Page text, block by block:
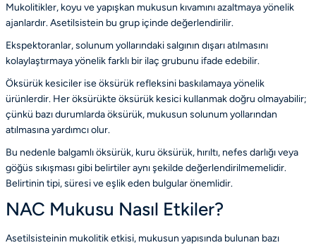
Mukolitikler, koyu ve yapışkan mukusun kıvamını azaltmaya yönelik
ajanlardır. Asetilsistein bu grup içinde değerlendirilir.
Ekspektoranlar, solunum yollarındaki salgının dışarı atılmasını
kolaylaştırmaya yönelik farklı bir ilaç grubunu ifade edebilir.
Öksürük kesiciler ise öksürük refleksini baskılamaya yönelik
ürünlerdir. Her öksürükte öksürük kesici kullanmak doğru olmayabilir;
çünkü bazı durumlarda öksürük, mukusun solunum yollarından
atılmasına yardımcı olur.
Bu nedenle balgamlı öksürük, kuru öksürük, hırıltı, nefes darlığı veya
göğüs sıkışması gibi belirtiler aynı şekilde değerlendirilmemelidir.
Belirtinin tipi, süresi ve eşlik eden bulgular önemlidir.
NAC Mukusu Nasıl Etkiler?
Asetilsisteinin mukolitik etkisi, mukusun yapısında bulunan bazı